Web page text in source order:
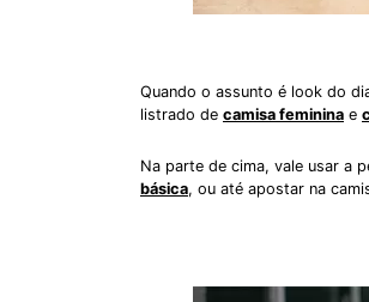
Quando o assunto é look do
listrado de camisa feminina e
Na parte de cima, vale usar a
básica, ou até apostar na